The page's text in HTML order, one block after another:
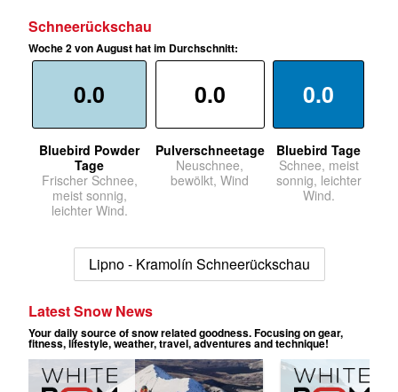
Schneerückschau
Woche 2 von August hat im Durchschnitt:
0.0
Bluebird Powder
Tage
Frischer Schnee,
meist sonnig,
leichter Wind.
0.0
Pulverschneetage
Neuschnee,
bewölkt, Wind
0.0
Bluebird Tage
Schnee, meist
sonnig, leichter
Wind.
Lipno - Kramolín Schneerückschau